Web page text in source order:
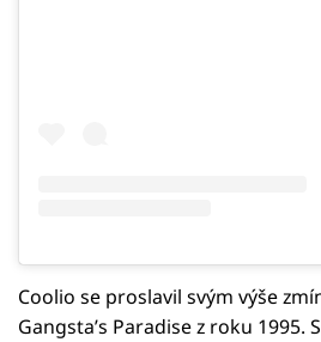
Coolio se proslavil svým výše
Gangsta’s Paradise z roku 1995.